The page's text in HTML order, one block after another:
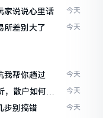
家说说心里话 今天
所差别大了 今天
我帮你趟过 今天
散户如何避
今天
步别搞错 今天